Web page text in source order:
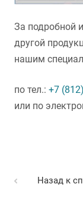
За подробной
другой
нашим
по тел.: +7
или по
Назад к